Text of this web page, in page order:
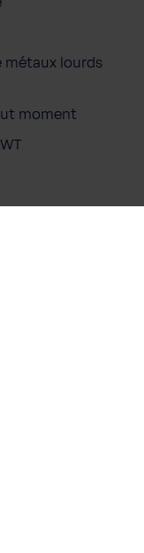
d'entretien
en sus
métaux lourds
moment